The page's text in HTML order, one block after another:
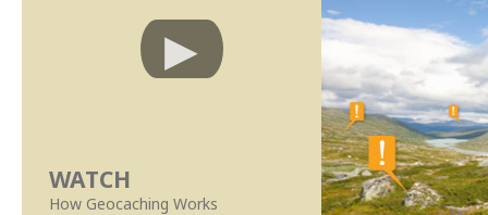
WATCH
How Geocaching Works